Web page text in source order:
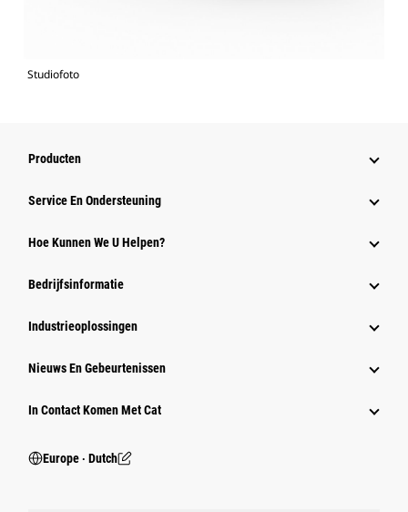
Studiofoto
Producten
Service En Ondersteuning
Hoe Kunnen We U Helpen?
Bedrijfsinformatie
Industrieoplossingen
Nieuws En Gebeurtenissen
In Contact Komen Met Cat
Europe ‧ Dutch